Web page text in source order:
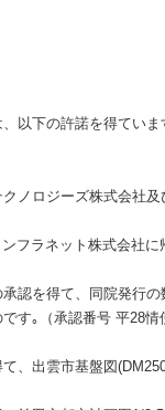
以下の許諾を得ていま
ノロジーズ株式会社及
フラネット株式会社に
認を得て、同院発行
す｡（承認番号 平28情
、出雲市基盤図